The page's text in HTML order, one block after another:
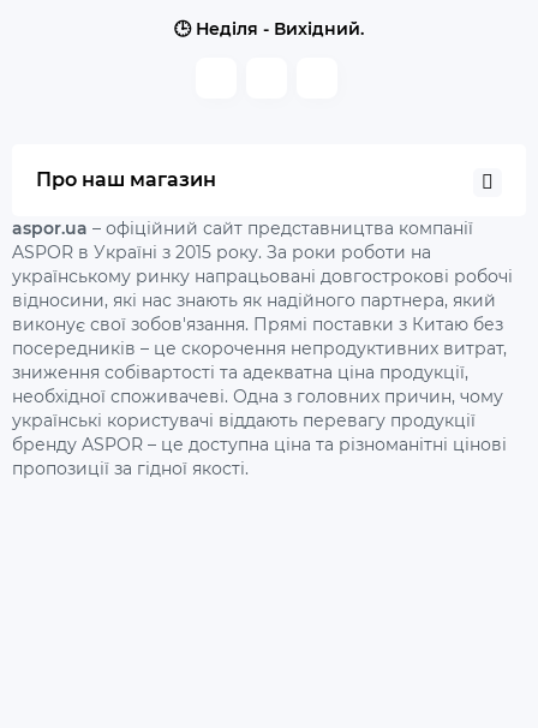
🕒 Неділя - Вихідний.
Про наш магазин
aspor.ua – офіційний сайт представництва компанії
ASPOR в Україні з 2015 року. За роки роботи на
українському ринку напрацьовані довгострокові робочі
відносини, які нас знають як надійного партнера, який
виконує свої зобов'язання. Прямі поставки з Китаю без
посередників – це скорочення непродуктивних витрат,
зниження собівартості та адекватна ціна продукції,
необхідної споживачеві. Одна з головних причин, чому
українські користувачі віддають перевагу продукції
бренду ASPOR – це доступна ціна та різноманітні цінові
пропозиції за гідної якості.